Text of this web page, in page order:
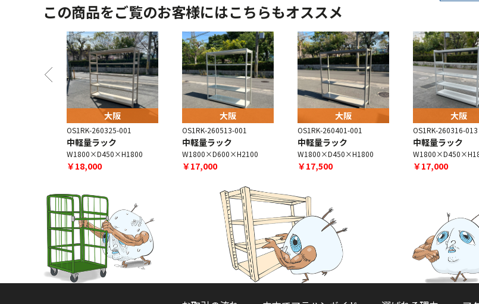
この商品をご覧のお客様にはこちらもオススメ
大阪
OS1RK-260325-001
中軽量ラック
W1800×D450×H1800
￥18,000
大阪
OS1RK-260513-001
中軽量ラック
W1800×D600×H2100
￥17,000
大阪
OS1RK-260401-001
中軽量ラック
W1800×D450×H1800
￥17,500
大阪
OS1RK-260316-013
中軽量ラック
￥17,000